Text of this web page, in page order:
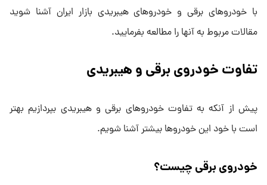
با خودروهای برقی و خودروهای هیبریدی بازار ایران آشنا شوید
مقالات مربوط به آنها را مطالعه بفرمایید.
تفاوت خودروی برقی و هیبریدی
پیش از آنکه به تفاوت خودروهای برقی و هیبریدی بپردازیم بهتر
است با خود این خودروها بیشتر آشنا شویم.
خودروی برقی چیست؟